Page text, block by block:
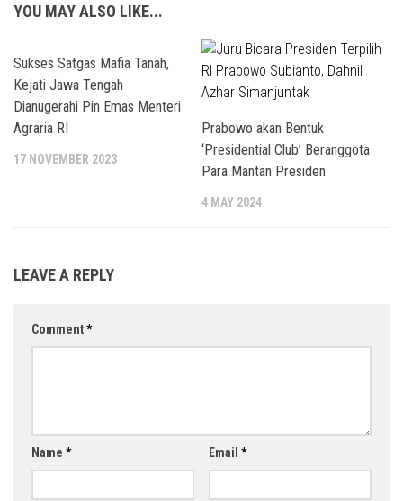
YOU MAY ALSO LIKE...
Sukses Satgas Mafia Tanah,
Kejati Jawa Tengah
Dianugerahi Pin Emas Menteri
Agraria RI
17 NOVEMBER 2023
Prabowo akan Bentuk
‘Presidential Club’ Beranggota
Para Mantan Presiden
4 MAY 2024
LEAVE A REPLY
Comment*
Name * Email *